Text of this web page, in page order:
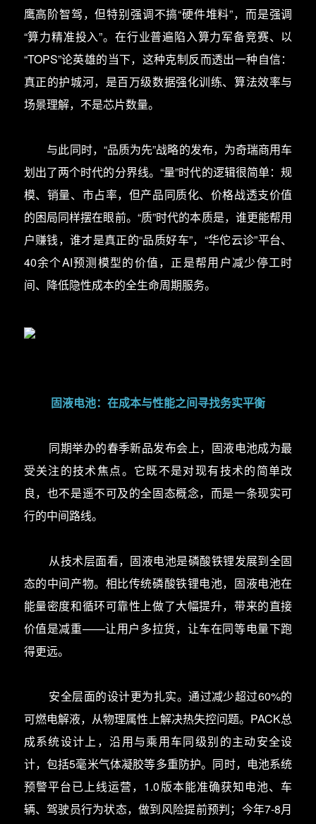
鹰高阶智驾，但特别强调不搞“硬件堆料”，而是强调
“算力精准投入”。在行业普遍陷入算力军备竞赛、以
“TOPS”论英雄的当下，这种克制反而透出一种自信：
真正的护城河，是百万级数据强化训练、算法效率与
场景理解，不是芯片数量。
与此同时，“品质为先”战略的发布，为奇瑞商用车
划出了两个时代的分界线。“量”时代的逻辑很简单：规
模、销量、市占率，但产品同质化、价格战透支价值
的困局同样摆在眼前。“质”时代的本质是，谁更能帮用
户赚钱，谁才是真正的“品质好车”，“华佗云诊”平台、
40余个AI预测模型的价值，正是帮用户减少停工时
间、降低隐性成本的全生命周期服务。
固液电池：在成本与性能之间寻找务实平衡
同期举办的春季新品发布会上，固液电池成为最
受关注的技术焦点。它既不是对现有技术的简单改
良，也不是遥不可及的全固态概念，而是一条现实可
行的中间路线。
从技术层面看，固液电池是磷酸铁锂发展到全固
态的中间产物。相比传统磷酸铁锂电池，固液电池在
能量密度和循环可靠性上做了大幅提升，带来的直接
价值是减重——让用户多拉货，让车在同等电量下跑
得更远。
安全层面的设计更为扎实。通过减少超过60%的
可燃电解液，从物理属性上解决热失控问题。PACK总
成系统设计上，沿用与乘用车同级别的主动安全设
计，包括5毫米气体凝胶等多重防护。同时，电池系统
预警平台已上线运营，1.0版本能准确获知电池、车
辆、驾驶员行为状态，做到风险提前预判；今年7-8月